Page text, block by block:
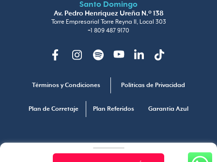
Santo Domingo
Av. Pedro Henríquez Ureña N.º 138
Torre Empresarial Torre Reyna II, Local 303
+1 809 487 9170
Términos y Condiciones Políticas de Privacidad
Plan de Corretaje Plan Referidos Garantia Azul
FacebookInstagramSpotify YoutubeLinkedinTikTok
Línea ética 01 8000 123411